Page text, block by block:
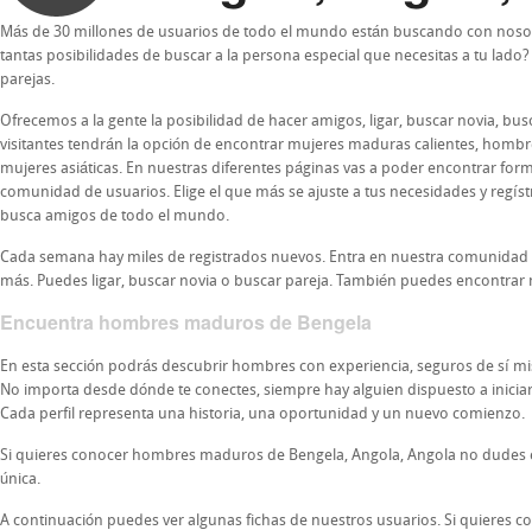
Más de 30 millones de usuarios de todo el mundo están buscando con
tantas posibilidades de buscar a la persona especial que necesitas a tu
parejas.
Ofrecemos a la gente la posibilidad de hacer amigos, ligar, buscar novia,
visitantes tendrán la opción de encontrar mujeres maduras calientes,
mujeres asiáticas. En nuestras diferentes páginas vas a poder encontrar
comunidad de usuarios. Elige el que más se ajuste a tus necesidades y
busca amigos de todo el mundo.
Cada semana hay miles de registrados nuevos. Entra en nuestra
más. Puedes ligar, buscar novia o buscar pareja. También puedes
Encuentra hombres maduros de Bengela
En esta sección podrás descubrir hombres con experiencia, seguros de sí
No importa desde dónde te conectes, siempre hay alguien dispuesto a
Cada perfil representa una historia, una oportunidad y un nuevo comienzo.
Si quieres conocer hombres maduros de Bengela, Angola, Angola no
única.
A continuación puedes ver algunas fichas de nuestros usuarios. Si quieres